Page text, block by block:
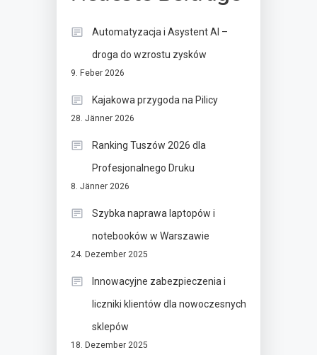
Automatyzacja i Asystent AI –
droga do wzrostu zysków
9. Feber 2026
Kajakowa przygoda na Pilicy
28. Jänner 2026
Ranking Tuszów 2026 dla
Profesjonalnego Druku
8. Jänner 2026
Szybka naprawa laptopów i
notebooków w Warszawie
24. Dezember 2025
Innowacyjne zabezpieczenia i
liczniki klientów dla nowoczesnych
sklepów
18. Dezember 2025